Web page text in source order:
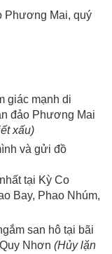
Phương Mai, quý
giác mạnh di
đảo Phương Mai
xấu)
và gửi đồ
tại Kỳ Co
Bay, Phao Nhúm,
san hô tại bãi
Nhơn (Hủy lặn